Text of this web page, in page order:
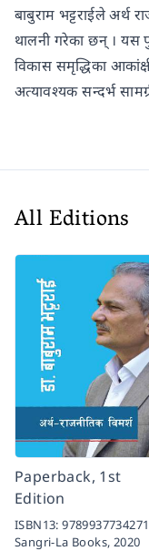
बाबुराम भट्टराईले अर्थ
थालनी गरेका छन् । यस
विकास समृद्धिका
अत्यावश्यक सन्दर्भ
All Editions
Paperback, 1st
Edition
ISBN13:9789937734271
Sangri-La Books, 2020